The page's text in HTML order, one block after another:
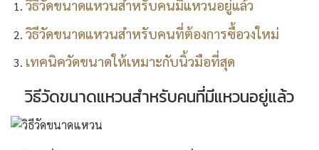
วิธีวัดขนาดแหวนสำหรับคนมีแหวนอยู่แล้ว
วิธีวัดขนาดแหวนสำหรับคนที่ต้องการซื้อวงใหม่
เทคนิควัดขนาดให้เหมาะกับนิ้วมือที่สุด
วิธีวัดขนาดแหวนสำหรับคนที่มีแหวนอยู่แล้ว